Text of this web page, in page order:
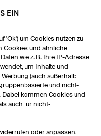
EIN
'Ok') um Cookies nutzen zu
Cookies und ähnliche
wie z. B. Ihre IP-Adresse
um Inhalte und
(auch außerhalb
und nicht-
Dabei kommen Cookies und
auch für nicht-
oder anpassen.